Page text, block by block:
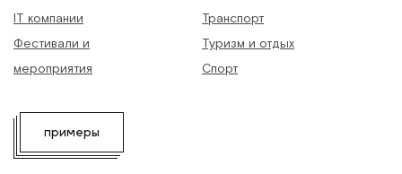
IT компании
Фестивали и
мероприятия
Транспорт
Туризм и отдых
Спорт
примеры